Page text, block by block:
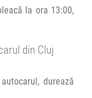
la ora 13:00,
din Cluj
durează